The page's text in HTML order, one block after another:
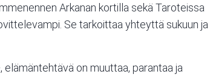
Arkanan kortilla sekä Taroteissa
Se tarkoittaa yhteyttä sukuun ja
on muuttaa, parantaa ja